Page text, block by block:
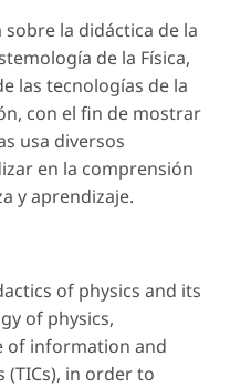
la didáctica de la
de la Física,
las tecnologías de la
con el fin de mostrar
usa diversos
en la comprensión
y aprendizaje.
of physics and its
of physics,
of information and
in order to